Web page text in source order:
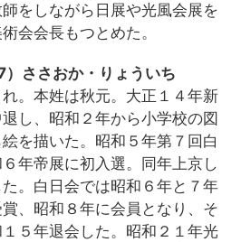
をしながら日展や光風会展を
会会長もつとめた。
ささおか・りょういち
。本姓は秋元。大正１４年新
し、昭和２年から小学校の図
を描いた。昭和５年第７回白
年帝展に初入選。同年上京し
。白日会では昭和６年と７年
、昭和８年に会員となり、そ
５年退会した。昭和２１年光